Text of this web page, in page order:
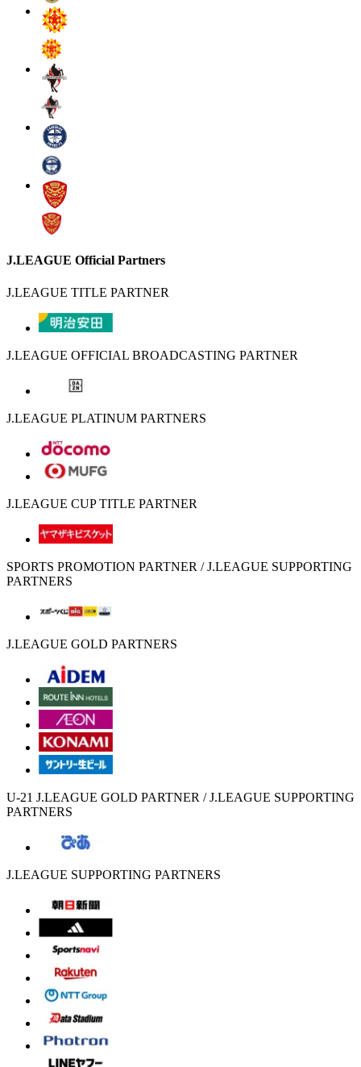
J.LEAGUE Official Partners
J.LEAGUE TITLE PARTNER
J.LEAGUE OFFICIAL BROADCASTING PARTNER
J.LEAGUE PLATINUM PARTNERS
J.LEAGUE CUP TITLE PARTNER
SPORTS PROMOTION PARTNER / J.LEAGUE SUPPORTING
PARTNERS
J.LEAGUE GOLD PARTNERS
U-21 J.LEAGUE GOLD PARTNER / J.LEAGUE SUPPORTING
PARTNERS
J.LEAGUE SUPPORTING PARTNERS